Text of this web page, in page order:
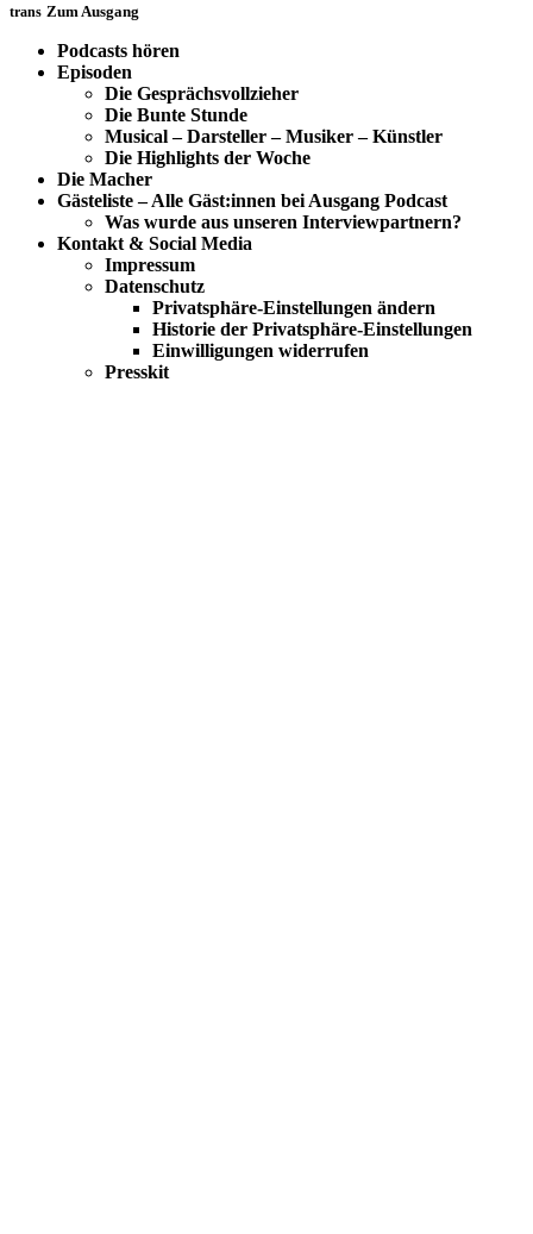
trans Zum Ausgang
Podcasts hören
Episoden
Die Gesprächsvollzieher
Die Bunte Stunde
Musical – Darsteller – Musiker – Künstler
Die Highlights der Woche
Die Macher
Gästeliste – Alle Gäst:innen bei Ausgang Podcast
Was wurde aus unseren Interviewpartnern?
Kontakt & Social Media
Impressum
Datenschutz
Privatsphäre-Einstellungen ändern
Historie der Privatsphäre-Einstellungen
Einwilligungen widerrufen
Presskit